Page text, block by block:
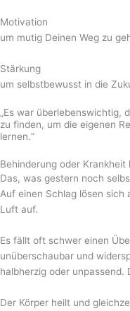
Motivation
um mutig Deinen Weg zu
Stärkung
um selbstbewusst in die
„Es war überlebenswichtig,
zu finden, um die eigenen
lernen.“
Behinderung oder
Das, was gestern noch
Auf einen Schlag lösen sich
Luft auf.
Es fällt oft schwer einen
unüberschaubar und
halbherzig oder
Der Körper heilt und